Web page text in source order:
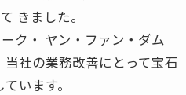
きました。
ク・ ヤン・ファン・ダム
社の業務改善にとって宝石
います。